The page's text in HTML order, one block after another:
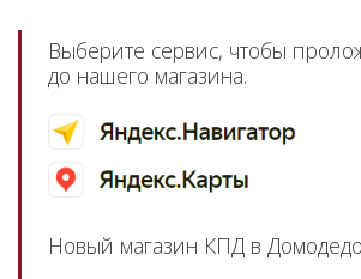
Выберите сервис, чтобы
до нашего магазина.
Новый магазин КПД в